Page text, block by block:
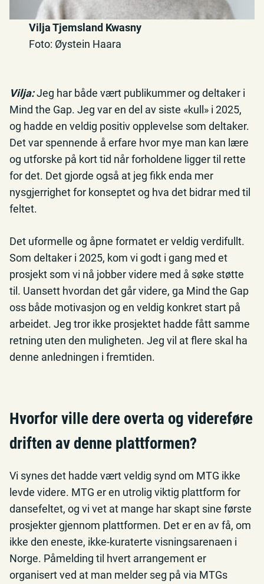
Vilja Tjemsland Kwasny
Foto: Øystein Haara
Vilja:Jeg har både vært publikummer og deltaker i
Mind the Gap. Jeg var en del av siste «kull» i 2025,
og hadde en veldig positiv opplevelse som deltaker.
Det var spennende å erfare hvor mye man kan lære
og utforske på kort tid når forholdene ligger til rette
for det. Det gjorde også at jeg fikk enda mer
nysgjerrighet for konseptet og hva det bidrar med til
feltet.
Det uformelle og åpne formatet er veldig verdifullt.
Som deltaker i 2025, kom vi godt i gang med et
prosjekt som vi nå jobber videre med å søke støtte
til. Uansett hvordan det går videre, ga Mind the Gap
oss både motivasjon og en veldig konkret start på
arbeidet. Jeg tror ikke prosjektet hadde fått samme
retning uten den muligheten. Jeg vil at flere skal ha
denne anledningen i fremtiden.
Hvorfor ville dere overta og videreføre
driften av denne plattformen?
Vi synes det hadde vært veldig synd om MTG ikke
levde videre. MTG er en utrolig viktig plattform for
dansefeltet, og vi vet at mange har skapt sine første
prosjekter gjennom plattformen. Det er en av få, om
ikke den eneste, ikke-kuraterte visningsarenaen i
Norge. Påmelding til hvert arrangement er
organisert ved at man melder seg på via MTGs